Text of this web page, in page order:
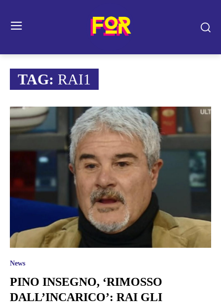
TAG: RAI1
News
PINO INSEGNO, ‘RIMOSSO
DALL’INCARICO’: RAI GLI